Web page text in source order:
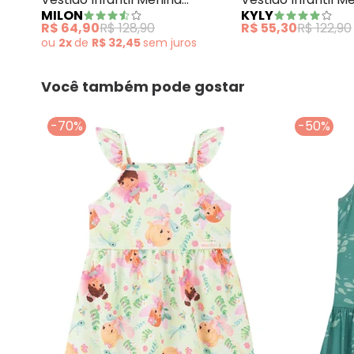
Cavalinhos Verde
MILON
R$ 64,90R$ 128,90
ou 2xde R$ 32,45sem juros
Flores Verde
KYLY
R$ 55,30R$ 122,90
Você também pode gostar
-70% -50%